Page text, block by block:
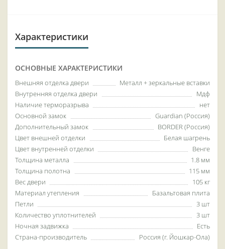
Характеристики
ОСНОВНЫЕ ХАРАКТЕРИСТИКИ
Внешняя отделка двери
Металл + зеркальные вставки
Внутренняя отделка двери
Мдф
Наличие терморазрыва
нет
Основной замок
Guardian (Россия)
Дополнительный замок
BORDER (Россия)
Цвет внешней отделки
Белая шагрень
Цвет внутренней отделки
Венге
Толщина металла
1.8 мм
Толщина полотна
115 мм
Вес двери
105 кг
Материал утепления
Базальтовая плита
Петли
3 шт
Количество уплотнителей
3 шт
Ночная задвижка
Есть
Страна-производитель
Россия (г. Йошкар-Ола)